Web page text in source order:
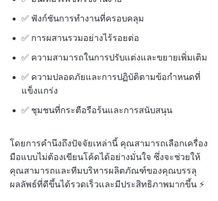
✅ ฟังก์ชันการทำงานที่ครอบคลุม
✅ การผสานรวมอย่างไร้รอยต่อ
✅ ความสามารถในการปรับแต่งและขยายเพิ่มเติม
✅ ความปลอดภัยและการปฏิบัติตามข้อกำหนดที่
แข็งแกร่ง
✅ ชุมชนที่กระตือรือร้นและการสนับสนุน
โดยการคำนึงถึงปัจจัยเหล่านี้ คุณสามารถเลือกเครื่อง
มือแบบไม่ต้องเขียนโค้ดได้อย่างมั่นใจ ซึ่งจะช่วยให้
คุณสามารถและทีมบริหารผลิตภัณฑ์ของคุณบรรลุ
ผลลัพธ์ที่ดีขึ้นได้รวดเร็วและมีประสิทธิภาพมากขึ้น ⚡️